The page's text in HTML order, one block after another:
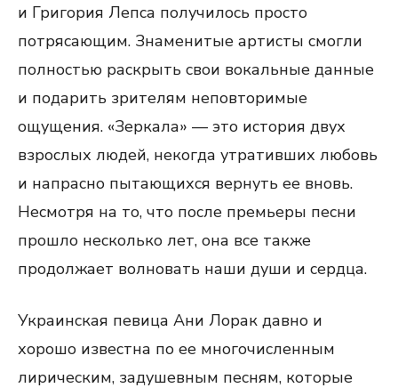
и Григория Лепса получилось просто
потрясающим. Знаменитые артисты смогли
полностью раскрыть свои вокальные данные
и подарить зрителям неповторимые
ощущения. «Зеркала» — это история двух
взрослых людей, некогда утративших любовь
и напрасно пытающихся вернуть ее вновь.
Несмотря на то, что после премьеры песни
прошло несколько лет, она все также
продолжает волновать наши души и сердца.
Украинская певица Ани Лорак давно и
хорошо известна по ее многочисленным
лирическим, задушевным песням, которые